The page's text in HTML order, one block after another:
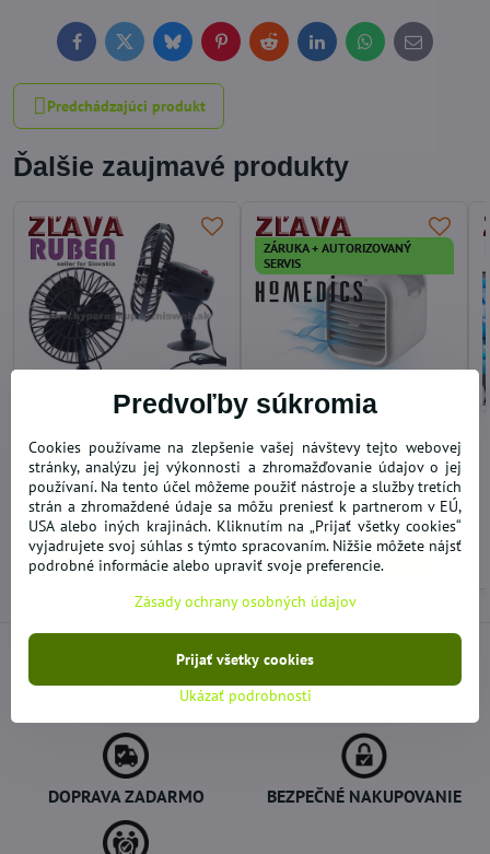
FacebookTwitterBlueskyPinterestReddit LinkedInWhatsApp
E-
mail
Predchádzajúci produkt
Ďalšie zaujmavé produkty
40%
12V S PRÍSAVKOU NA
UCHYTENIE
SKLADOM
6,66 €
Do košíka
ZÁRUKA + AUTORIZOVANÝ
SERVIS
Homedics MYCHILL™
PAC-25WT
VYPREDANÉ
39,98 €
Zobraziť
NOVÝ A DOPLNENÝ TOVAR AKCIE - VÝPREDAJE
DOPRAVA ZADARMO BEZPEČNÉ NAKUPOVANIE
Predvoľby súkromia
Cookies používame na zlepšenie vašej návštevy tejto webovej
stránky, analýzu jej výkonnosti a zhromažďovanie údajov o jej
používaní. Na tento účel môžeme použiť nástroje a služby tretích
strán a zhromaždené údaje sa môžu preniesť k partnerom v EÚ,
USA alebo iných krajinách. Kliknutím na „Prijať všetky cookies“
vyjadrujete svoj súhlas s týmto spracovaním. Nižšie môžete nájsť
podrobné informácie alebo upraviť svoje preferencie.
Zásady ochrany osobných údajov
Ukázať podrobnosti
Prijať všetky cookies